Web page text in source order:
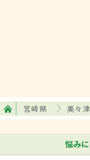
宮崎県 美々
悩み